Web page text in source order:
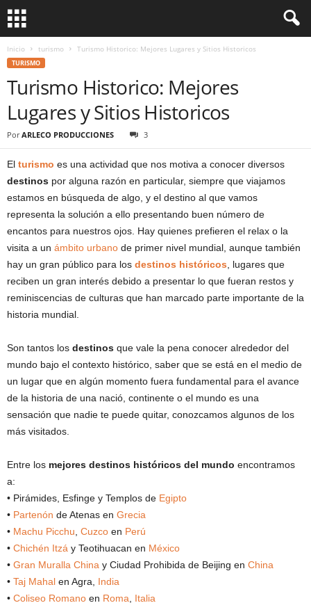
Inicio turismo Turismo Historico: Mejores Lugares y Sitios Historicos
TURISMO
Turismo Historico: Mejores
Lugares y Sitios Historicos
Por ARLECO PRODUCCIONES 3
El turismo es una actividad que nos motiva a conocer diversos
destinos por alguna razón en particular, siempre que viajamos
estamos en búsqueda de algo, y el destino al que vamos
representa la solución a ello presentando buen número de
encantos para nuestros ojos. Hay quienes prefieren el relax o la
visita a un ámbito urbano de primer nivel mundial, aunque también
hay un gran público para los destinos históricos , lugares que
reciben un gran interés debido a presentar lo que fueran restos y
reminiscencias de culturas que han marcado parte importante de la
historia mundial.
Son tantos los destinos que vale la pena conocer alrededor del
mundo bajo el contexto histórico, saber que se está en el medio de
un lugar que en algún momento fuera fundamental para el avance
de la historia de una nació, continente o el mundo es una
sensación que nadie te puede quitar, conozcamos algunos de los
más visitados.
Entre los mejores destinos históricos del mundo encontramos
a:
• Pirámides, Esfinge y Templos de Egipto
• Partenón de Atenas en Grecia
• Machu Picchu Cuzco en Perú
• Chichén Itzá y Teotihuacan en México
• Gran Muralla China y Ciudad Prohibida de Beijing en China
• Taj Mahal en Agra, India
• Coliseo Romano en Roma
Italia